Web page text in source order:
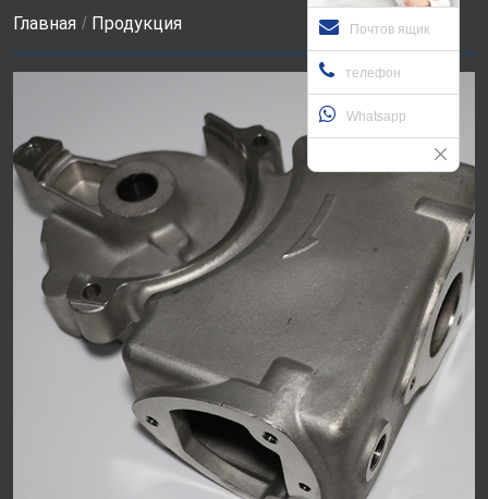
Главная Продукция Почтов ящик
телефон
Whatsapp